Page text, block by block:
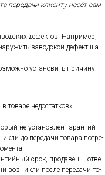
пе­реда­чи кли­ен­ту не­сёт сам
де­фек­тов. Нап­ри­мер,
за­вод­ской де­фект ша­
ус­та­новить при­чину.
то­варе не­дос­татков».
не ус­та­нов­лен га­ран­тий­
до пе­реда­чи то­вара пот­ре­
срок, про­давец … от­ве­
воз­никли пос­ле пе­реда­чи то­